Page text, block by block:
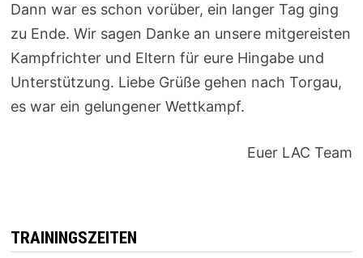
Dann war es schon vorüber, ein langer Tag ging
zu Ende. Wir sagen Danke an unsere mitgereisten
Kampfrichter und Eltern für eure Hingabe und
Unterstützung. Liebe Grüße gehen nach Torgau,
es war ein gelungener Wettkampf.
Euer LAC Team
TRAININGSZEITEN